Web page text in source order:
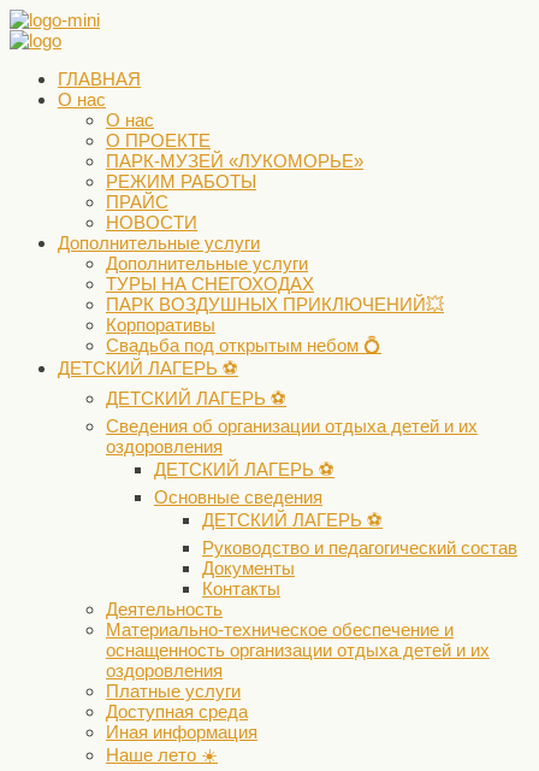
ГЛАВНАЯ
О нас
О нас
О ПРОЕКТЕ
ПАРК-МУЗЕЙ «ЛУКОМОРЬЕ»
РЕЖИМ РАБОТЫ
ПРАЙС
НОВОСТИ
Дополнительные услуги
Дополнительные услуги
ТУРЫ НА СНЕГОХОДАХ
ПАРК ВОЗДУШНЫХ ПРИКЛЮЧЕНИЙ💥
Корпоративы
Свадьба под открытым небом 💍
ДЕТСКИЙ ЛАГЕРЬ ⚽️
ДЕТСКИЙ ЛАГЕРЬ ⚽️
Сведения об организации отдыха детей и их
оздоровления
ДЕТСКИЙ ЛАГЕРЬ ⚽️
Основные сведения
ДЕТСКИЙ ЛАГЕРЬ ⚽️
Руководство и педагогический состав
Документы
Контакты
Деятельность
Материально-техническое обеспечение и
оснащенность организации отдыха детей и их
оздоровления
Платные услуги
Доступная среда
Иная информация
Наше лето ☀️